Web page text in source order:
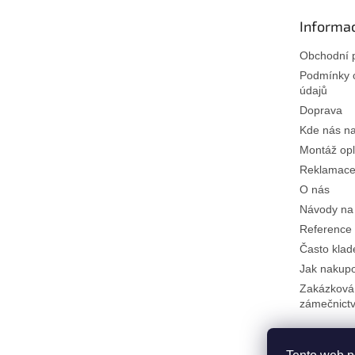
Obchodní
Podmínky
údajů
Doprava
Kde nás
Montáž
O nás
Návody
Reference
Často
Jak